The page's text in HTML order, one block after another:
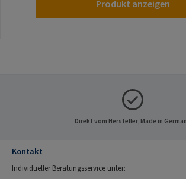
Produkt anzeigen
Direkt vom Hersteller, Made in
Kontakt
Individueller Beratungsservice unter: